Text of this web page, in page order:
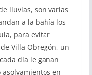
lluvias, son varias
a la bahía los
para evitar
Villa Obregón, un
día le ganan
en